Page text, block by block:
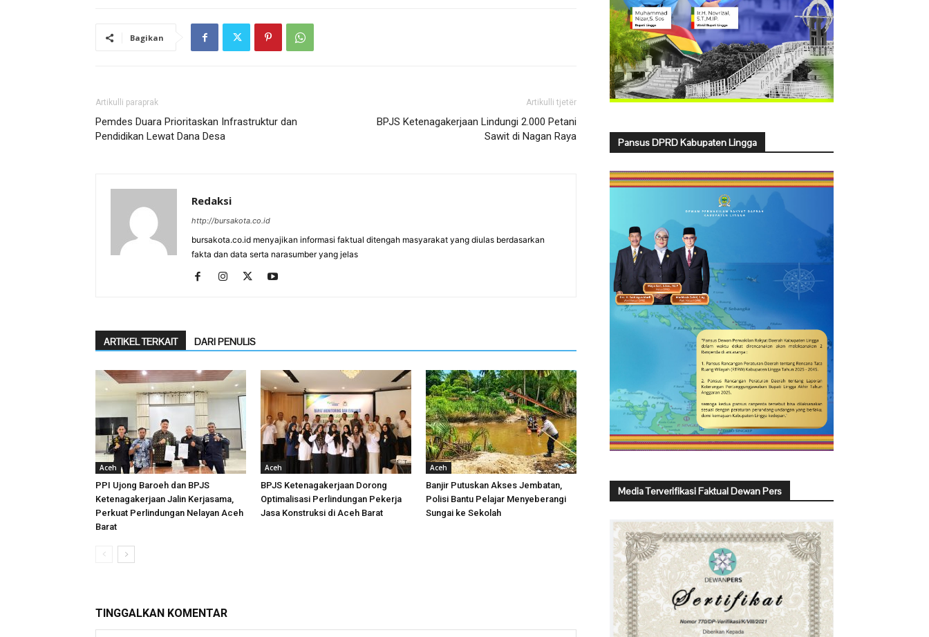
Bagikan
Artikulli paraprak
Pemdes Duara Prioritaskan Infrastruktur dan
Pendidikan Lewat Dana Desa
Artikulli tjetër
BPJS Ketenagakerjaan Lindungi 2.000 Petani
Sawit di Nagan Raya
Redaksi
http://bursakota.co.id
bursakota.co.id menyajikan informasi faktual ditengah masyarakat yang diulas berdasarkan
fakta dan data serta narasumber yang jelas
ARTIKEL TERKAIT DARI PENULIS
Aceh
PPI Ujong Baroeh dan BPJS
Ketenagakerjaan Jalin Kerjasama,
Perkuat Perlindungan Nelayan Aceh
Barat
Aceh
BPJS Ketenagakerjaan Dorong
Optimalisasi Perlindungan Pekerja
Jasa Konstruksi di Aceh Barat
Aceh
Banjir Putuskan Akses Jembatan,
Polisi Bantu Pelajar Menyeberangi
Sungai ke Sekolah
TINGGALKAN KOMENTAR
Pansus DPRD Kabupaten Lingga
Media Terverifikasi Faktual Dewan Pers